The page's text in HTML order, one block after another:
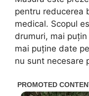
pentru reducerea
medical. Scopul
drumuri, mai
mai puține date
nu sunt necesare